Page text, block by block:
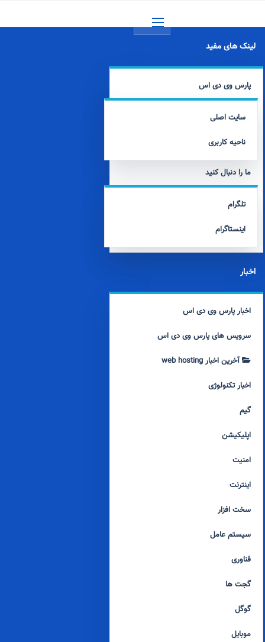
لینک های مفید
پارس وی دی اس
سایت اصلی
ناحیه کاربری
ما را دنبال کنید
تلگرام
اینستاگرام
اخبار
اخبار پارس وی دی اس
سرویس های پارس وی دی اس
آخرین اخبار web hosting
اخبار تکنولوژی
گیم
اپلیکیشن
امنیت
اینترنت
سخت افزار
سیستم عامل
فناوری
گجت ها
گوگل
موبایل